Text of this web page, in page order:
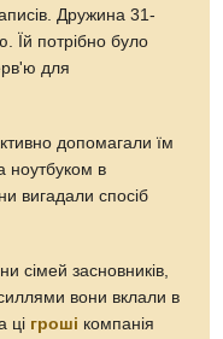
Дружина 31-
Їй потрібно було
для
допомагали їм
ноутбуком в
вигадали спосіб
сімей засновників,
вони вклали в
ці гроші компанія